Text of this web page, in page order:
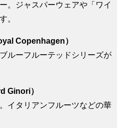
。ジャスパーウェアや「ワイ
。
Copenhagen）
ルーフルーテッドシリーズが
Ginori）
イタリアンフルーツなどの華